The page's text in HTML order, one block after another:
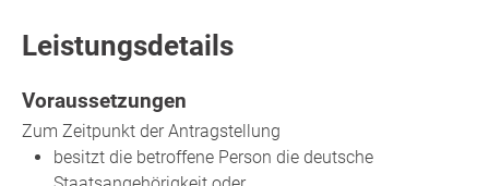
Leistungsdetails
Voraussetzungen
Zum Zeitpunkt der Antragstellung
besitzt die betroffene Person die deutsche